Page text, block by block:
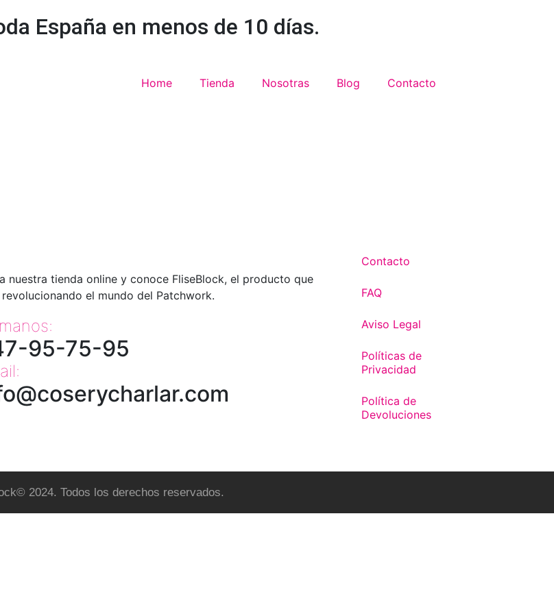
España en menos de 10 días.
Home Tienda Nosotras Blog Contacto
nuestra tienda online y conoce FliseBlock, el producto que
el mundo del Patchwork.
95-75-95
Contacto
FAQ
Aviso Legal
Políticas de
Privacidad
Política de
Devoluciones
2024. Todos los derechos reservados.